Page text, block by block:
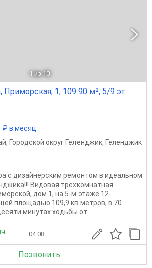
1 из 10
Приморская, 1, 109.90 м², 5/9 эт.
₽ в месяц
, Городской округ Геленджик, Геленджик
с дизайнерским ремонтом в идеальном
Видовая трехкомнатная
дом 1, на 5-м этаже 12-
площадью 109,9 кв.метров, в 70
минутах ходьбы от...
04.08
Позвонить